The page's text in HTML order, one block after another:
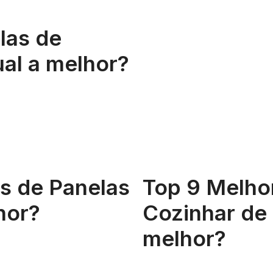
de
a melhor?
de Panelas Top 9
Cozinhar
melhor?